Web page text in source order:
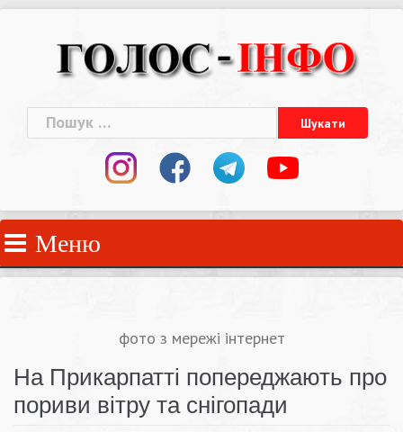
Пошук:
Меню
фото з мережі інтернет
На Прикарпатті попереджають про
пориви вітру та снігопади